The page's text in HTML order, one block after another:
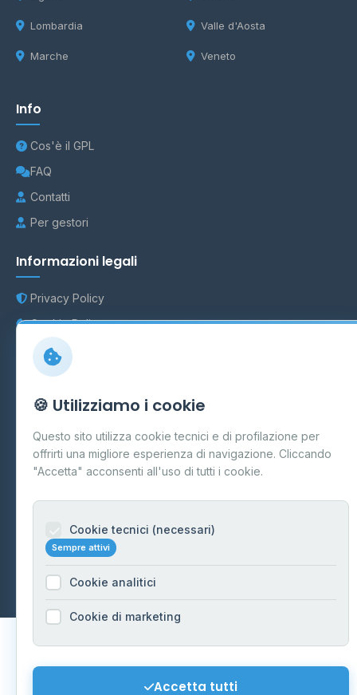
Lombardia
Marche
Valle d'Aosta
Veneto
Info
Cos'è il GPL
FAQ
Contatti
Per gestori
Informazioni legali
Privacy Policy
Cookie Policy
Preferenze Cookie
Mappa del sito
Contattaci
info@distributori-gpl.it
© 2026 - Distributori di GPL -AF Project Software Agency
Carpi
Dati forniti daMinistero delle Imprese e del Made in Italy
🍪 Utilizziamo i cookie
Questo sito utilizza cookie tecnici e di profilazione per
offrirti una migliore esperienza di navigazione. Cliccando
"Accetta" acconsenti all'uso di tutti i cookie.
Cookie tecnici (necessari)
Sempre attivi
Cookie analitici
Cookie di marketing
Accetta tutti